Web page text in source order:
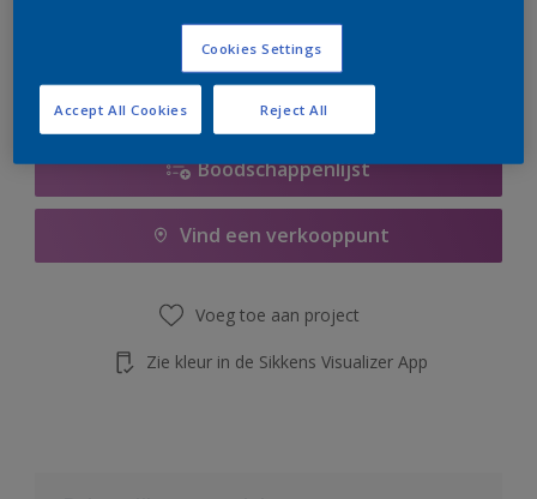
Op dit moment is het niet mogelijk dit product online
te bestellen. Bezoek je dichtstbijzijnde winkel of klik op
de knop hieronder.
Boodschappenlijst
Vind een verkooppunt
Voeg toe aan project
Zie kleur in de Sikkens Visualizer App
Cookies Settings
Reject All
Accept All Cookies